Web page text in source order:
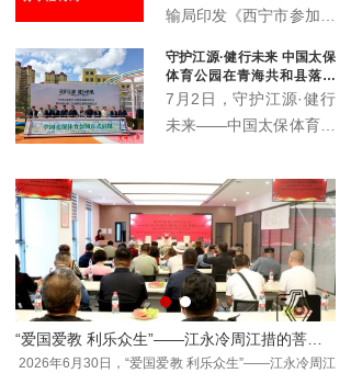
服务项目，在泽库县东格
输局印发《西宁市参加第
投资贸易洽谈会交通运输
服务保障工作方案》的通
知要求，西宁公交集团将
力，全力保障2026年青
洽会安全、有序、顺利举
办。
守护江源·健行未来 中国太保
体育公园在青海共和县落成
仪式圆满举办
7月2日，守护江源·健行
未来——中国太保体育公
绿色保险捐赠仪式在青海
省海南州共和县圆满举
办。三江源生态保护基金
会、海南州政府、中国太
保、上海建工集团、上海
园林集团相关领导及媒体
代表出席本次活动。 “爱国爱教 利乐众生”——江永冷周江措的菩提心路研讨会在西宁举行 两部新作正式出版
2026年6月30日，“爱国爱教 利乐众生”——江永冷周江